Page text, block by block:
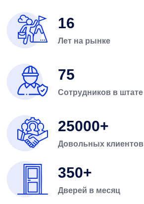
16
Лет на рынке
75
Сотрудников в штате
25000
Довольных клиентов
350
Дверей в месяц